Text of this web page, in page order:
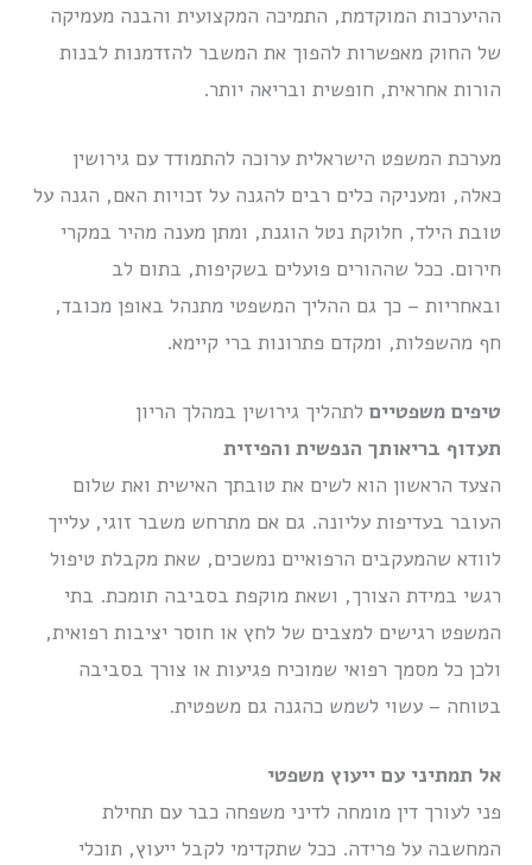
ההיערכות המוקדמת, התמיכה המקצועית והבנה מעמיקה
של החוק מאפשרות להפוך את המשבר להזדמנות לבנות
הורות אחראית, חופשית ובריאה יותר.
מערכת המשפט הישראלית ערוכה להתמודד עם גירושין
כאלה, ומעניקה כלים רבים להגנה על זכויות האם, הגנה על
טובת הילד, חלוקת נטל הוגנת, ומתן מענה מהיר במקרי
חירום. ככל שההורים פועלים בשקיפות, בתום לב
ובאחריות – כך גם ההליך המשפטי מתנהל באופן מכובד,
חף מהשפלות, ומקדם פתרונות ברי קיימא.
טיפים משפטיים לתהליך גירושין במהלך הריון
תעדוף בריאותך הנפשית והפיזית
הצעד הראשון הוא לשים את טובתך האישית ואת שלום
העובר בעדיפות עליונה. גם אם מתרחש משבר זוגי, עלייך
לוודא שהמעקבים הרפואיים נמשכים, שאת מקבלת טיפול
רגשי במידת הצורך, ושאת מוקפת בסביבה תומכת. בתי
המשפט רגישים למצבים של לחץ או חוסר יציבות רפואית,
ולכן כל מסמך רפואי שמוכיח פגיעות או צורך בסביבה
בטוחה – עשוי לשמש כהגנה גם משפטית.
אל תמתיני עם ייעוץ משפטי
פני לעורך דין מומחה לדיני משפחה כבר עם תחילת
המחשבה על פרידה. ככל שתקדימי לקבל ייעוץ, תוכלי